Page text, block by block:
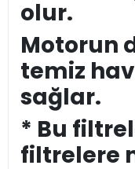
olur.
Motorun
temiz
sağlar.
* Bu
filtrelere